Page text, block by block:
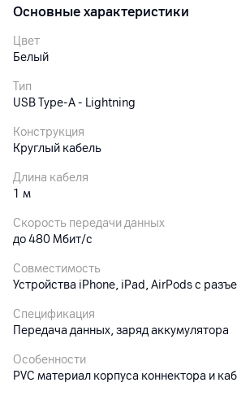
Основные характеристики
Цвет
Белый
Тип
USB Type-A - Lightning
Конструкция
Круглый кабель
Длина кабеля
1 м
Скорость передачи данных
до 480 Мбит/с
Совместимость
Устройства iPhone, iPad, AirPods с
Спецификация
Передача данных, заряд аккумулятора
Особенности
PVC материал корпуса коннектора и